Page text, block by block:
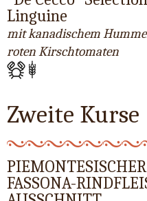
Linguine
mit kanadischem
roten Kirschtomaten
Zweite Kurse
PIEMONTESISCHER
FASSONA-